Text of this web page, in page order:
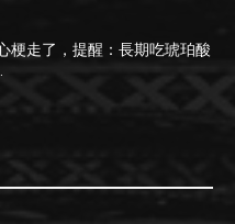
梗走了，提醒：長期吃琥珀酸